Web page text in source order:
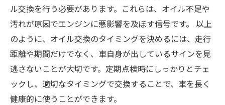
ル交換を行う必要があります。これらは、オイル不足や
汚れが原因でエンジンに悪影響を及ぼす信号です。 以上
のように、オイル交換のタイミングを決めるには、走行
距離や期間だけでなく、車自身が出しているサインを見
逃さないことが大切です。定期点検時にしっかりとチェ
ックし、適切なタイミングで交換することで、車を長く
健康的に使うことができます。